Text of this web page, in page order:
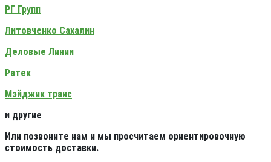
РГ Групп
Литовченко Сахалин
Деловые Линии
Ратек
Мэйджик транс
и другие
Или позвоните нам и мы просчитаем ориентировочную
стоимость доставки.